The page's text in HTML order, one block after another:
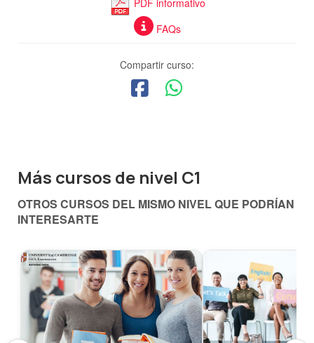
PDF informativo
FAQs
Compartir curso:
Más cursos de nivel C1
OTROS CURSOS DEL MISMO NIVEL QUE PODRÍAN
INTERESARTE